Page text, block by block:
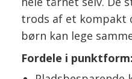
trods af et kompakt
børn kan lege
Fordele i punktform: